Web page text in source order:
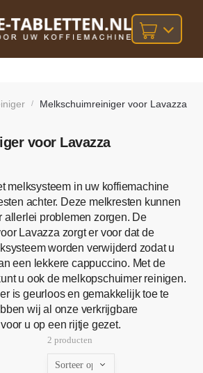
besteld,
bij orders
/ Melkschuimreiniger voor Lavazza
voor Lavazza
melksysteem in uw koffiemachine
achter. Deze melkresten kunnen
allerlei problemen zorgen. De
Lavazza zorgt er voor dat de
worden verwijderd zodat u
een lekkere cappuccino. Met de
u ook de melkopschuimer reinigen.
is geurloos en gemakkelijk toe te
wij al onze verkrijgbare
u op een rijtje gezet.
2 producten